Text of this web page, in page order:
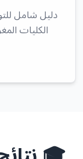
دليل شامل
الكليات